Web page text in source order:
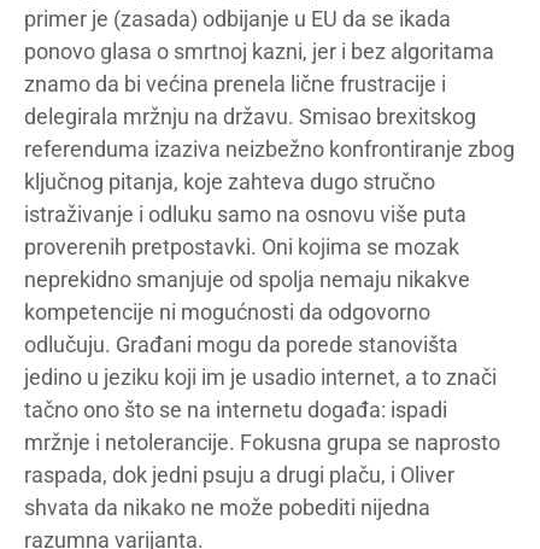
primer je (zasada) odbijanje u EU da se ikada
ponovo glasa o smrtnoj kazni, jer i bez algoritama
znamo da bi većina prenela lične frustracije i
delegirala mržnju na državu. Smisao brexitskog
referenduma izaziva neizbežno konfrontiranje zbog
ključnog pitanja, koje zahteva dugo stručno
istraživanje i odluku samo na osnovu više puta
proverenih pretpostavki. Oni kojima se mozak
neprekidno smanjuje od spolja nemaju nikakve
kompetencije ni mogućnosti da odgovorno
odlučuju. Građani mogu da porede stanovišta
jedino u jeziku koji im je usadio internet, a to znači
tačno ono što se na internetu događa: ispadi
mržnje i netolerancije. Fokusna grupa se naprosto
raspada, dok jedni psuju a drugi plaču, i Oliver
shvata da nikako ne može pobediti nijedna
razumna varijanta.